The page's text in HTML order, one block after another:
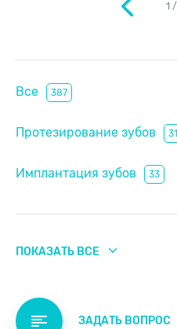
1 /
Все 387
Протезирование зубов 31
Имплантация зубов 33
Отбеливание зубов 6
Реставрация 11
Лечение зубов
ПОКАЗАТЬ ВСЕ
ЗАДАТЬ ВОПРОС